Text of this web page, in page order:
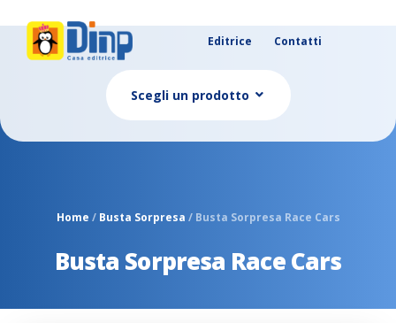
Editrice Contatti
Scegli un prodotto
Home / Busta Sorpresa / Busta Sorpresa Race Cars
Busta Sorpresa Race Cars